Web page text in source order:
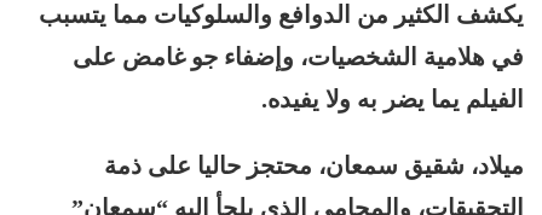
يكشف الكثير من الدوافع والسلوكيات مما يتسبب
في هلامية الشخصيات، وإضفاء جو غامض على
الفيلم يما يضر به ولا يفيده.
ميلاد، شقيق سمعان، محتجز حاليا على ذمة
التحقيقات، والمحامي الذي يلجأ إليه “سمعان”